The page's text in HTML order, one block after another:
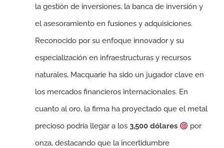
la gestión de inversiones, la banca de inversión y
el asesoramiento en fusiones y adquisiciones.
Reconocido por su enfoque innovador y su
especialización en infraestructuras y recursos
naturales, Macquarie ha sido un jugador clave en
los mercados financieros internacionales. En
cuanto al oro, la firma ha proyectado que el metal
precioso podría llegar a los 3,500 dólares
por
onza, destacando que la incertidumbre